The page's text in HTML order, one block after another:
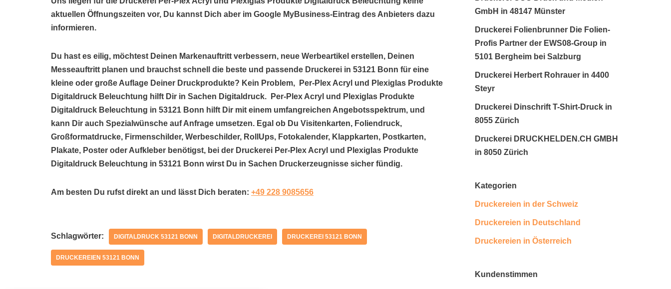
aktuellen Öffnungszeiten vor, Du kannst Dich aber im Google MyBusiness-Eintrag des Anbieters dazu
informieren.
Du hast es eilig, möchtest Deinen Markenauftritt verbessern, neue Werbeartikel erstellen, Deinen
Messeauftritt planen und brauchst schnell die beste und passende Druckerei in 53121 Bonn für eine
kleine oder große Auflage Deiner Druckprodukte? Kein Problem, Per-Plex Acryl und Plexiglas Produkte
Digitaldruck Beleuchtung hilft Dir in Sachen Digitaldruck. Per-Plex Acryl und Plexiglas Produkte
Digitaldruck Beleuchtung in 53121 Bonn hilft Dir mit einem umfangreichen Angebotsspektrum, und
kann Dir auch Spezialwünsche auf Anfrage umsetzen. Egal ob Du Visitenkarten, Foliendruck,
Großformatdrucke, Firmenschilder, Werbeschilder, RollUps, Fotokalender, Klappkarten, Postkarten,
Plakate, Poster oder Aufkleber benötigst, bei der Druckerei Per-Plex Acryl und Plexiglas Produkte
Digitaldruck Beleuchtung in 53121 Bonn wirst Du in Sachen Druckerzeugnisse sicher fündig.
Am besten Du rufst direkt an und lässt Dich beraten: +49 228 9085656
Schlagwörter: DIGITALDRUCK 53121 BONN DIGITALDRUCKEREI DRUCKEREI 53121 BONN
DRUCKEREIEN 53121 BONN
GmbH in 48147 Münster
Druckerei Folienbrunner Die Folien-
Profis Partner der EWS08-Group in
5101 Bergheim bei Salzburg
Druckerei Herbert Rohrauer in 4400
Steyr
Druckerei Dinschrift T-Shirt-Druck in
8055 Zürich
Druckerei DRUCKHELDEN.CH GMBH
in 8050 Zürich
Kategorien
Druckereien in der Schweiz
Druckereien in Deutschland
Druckereien in Österreich
Kundenstimmen